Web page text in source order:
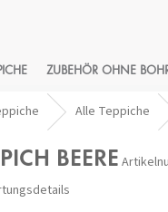
ZUBEHÖR OHNE
Alle Teppiche
BEERE